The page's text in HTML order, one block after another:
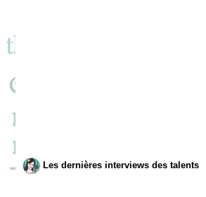
Les dernières interviews des talents